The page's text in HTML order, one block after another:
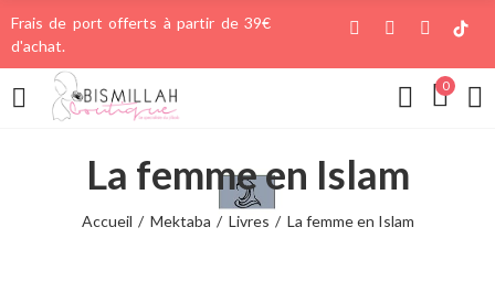
Frais de port offerts à partir de 39€
d'achat.
0
La femme en Islam
Accueil Mektaba Livres La femme en Islam